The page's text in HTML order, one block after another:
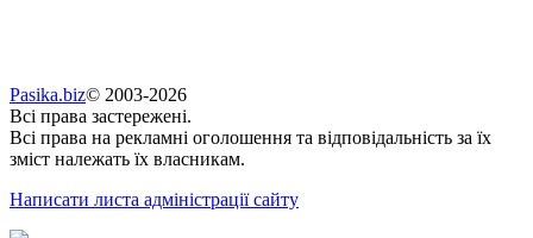
Pasika.biz© 2003-2026
Всі права застережені.
Всі права на рекламні оголошення та відповідальність за їх
зміст належать їх власникам.
Написати листа адміністрації сайту